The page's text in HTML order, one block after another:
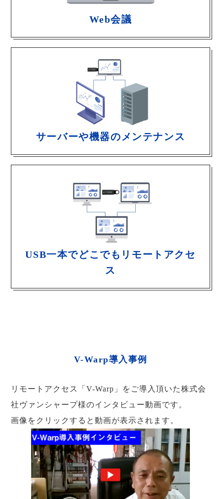
Web会議
サーバーや機器のメンテナンス
USB一本でどこでもリモートアクセ
ス
V-Warp導入事例
リモートアクセス「V-Warp」をご導入頂いた株式会
社ヴァンシャープ様のインタビュー動画です。
画像をクリックすると動画が表示されます。